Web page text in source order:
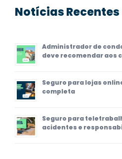
Notícias Recentes
Administrador de
deve recomendar aos
Seguro para lojas
completa
Seguro para
acidentes e